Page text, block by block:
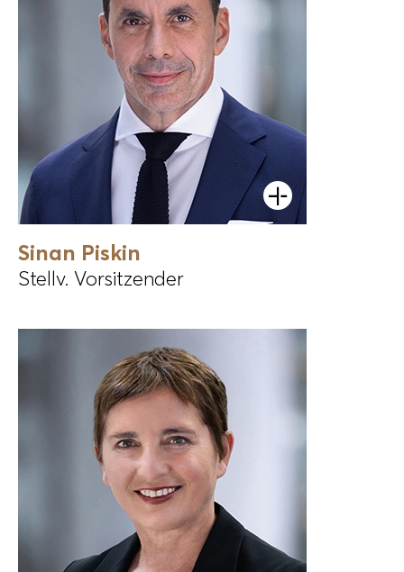
Öffnen
Sinan Piskin
Stellv. Vorsitzender